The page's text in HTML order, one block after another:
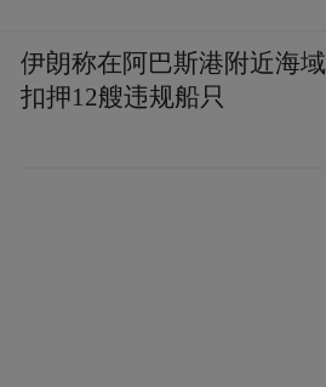
伊朗称在阿巴斯港附近海域
扣押12艘违规船只